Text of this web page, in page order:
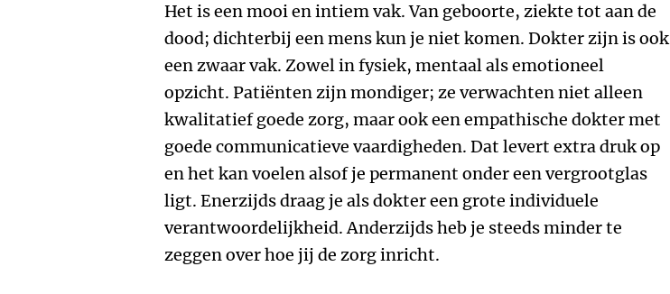
Het is een mooi en intiem vak. Van geboorte, ziekte tot aan de
dood; dichterbij een mens kun je niet komen. Dokter zijn is ook
een zwaar vak. Zowel in fysiek, mentaal als emotioneel
opzicht. Patiënten zijn mondiger; ze verwachten niet alleen
kwalitatief goede zorg, maar ook een empathische dokter met
goede communicatieve vaardigheden. Dat levert extra druk op
en het kan voelen alsof je permanent onder een vergrootglas
ligt. Enerzijds draag je als dokter een grote individuele
verantwoordelijkheid. Anderzijds heb je steeds minder te
zeggen over hoe jij de zorg inricht.